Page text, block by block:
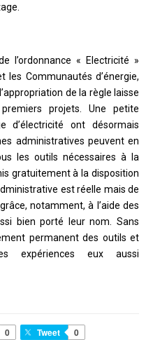
l’ordonnance « Electricité »
les Communautés d’énergie,
de la règle laisse
projets. Une petite
d’électricité ont désormais
administratives peuvent en
les outils nécessaires à la
gratuitement à la disposition
est réelle mais de
notamment, à l’aide des
bien porté leur nom. Sans
permanent des outils et
expériences eux aussi
0 Tweet
0